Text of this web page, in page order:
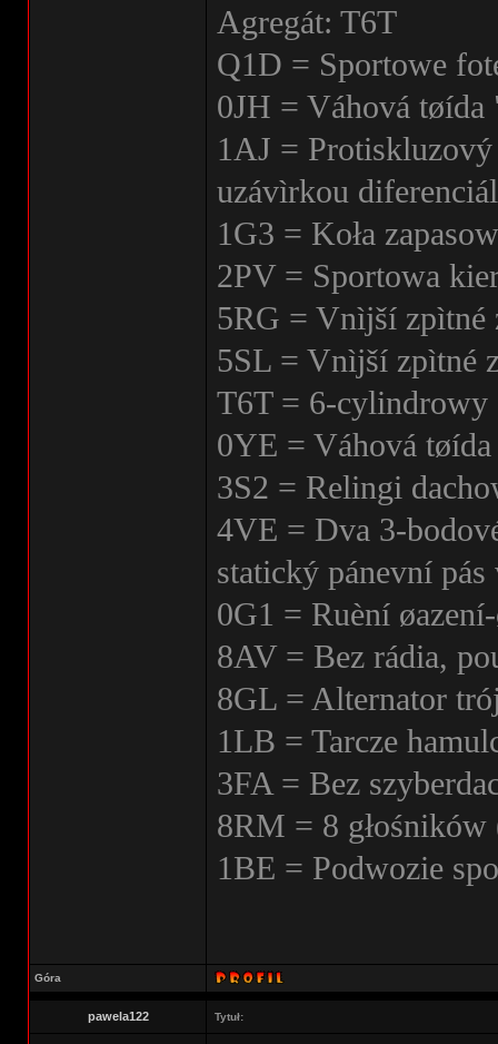
Agregát: T6T
Q1D = Sportowe
0JH = Váhová
1AJ =
uzávìrkou
1G3 = Koła
2PV = Sportowa
5RG = Vnìjší zpìtné
5SL = Vnìjší zpìtné
T6T = 6-cylindrowy
0YE = Váhová
3S2 = Relingi
4VE = Dva 3-
statický pánevní
0G1 = Ruèní
8AV = Bez rádia,
8GL = Alternator
1LB = Tarcze
3FA = Bez
8RM = 8 głośników
1BE = Podwozie
Góra
pawela122 Tytuł: